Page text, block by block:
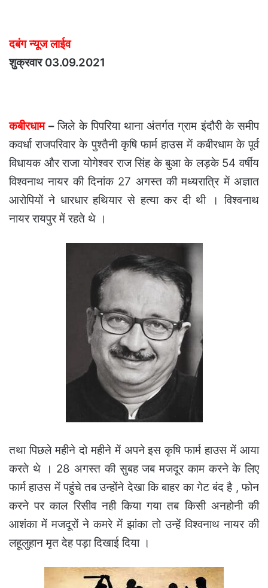
दबंग न्यूज लाईव
शुक्रवार 03.09.2021
कबीरधाम–जिले के पिपरिया थाना अंतर्गत ग्राम इंदौरी के समीप
कवर्धा राजपरिवार के पुश्तैनी कृषि फार्म हाउस में कबीरधाम के पूर्व
विधायक और राजा योगेश्वर राज सिंह के बुआ के लड़के 54 वर्षीय
विश्वनाथ नायर की दिनांक 27 अगस्त की मध्यरात्रि में अज्ञात
आरोपियों ने धारधार हथियार से हत्या कर दी थी । विश्वनाथ
नायर रायपुर में रहते थे ।
तथा पिछले महीने दो महीने में अपने इस कृषि फार्म हाउस में आया
करते थे । 28 अगस्त की सुबह जब मजदूर काम करने के लिए
फार्म हाउस में पहुंचे तब उन्होंने देखा कि बाहर का गेट बंद है , फोन
करने पर काल रिसीव नही किया गया तब किसी अनहोनी की
आशंका में मजदूरों ने कमरे में झांका तो उन्हें विश्वनाथ नायर की
लहूलुहान मृत देह पड़ा दिखाई दिया ।